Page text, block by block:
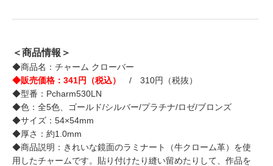
＜商品情報＞
◆商品名：チャーム クローバー
◆販売価格：341円（税込）
/ 310円（税抜）
◆型番：Pcharm530LN
◆色：全5色、ゴールド/シルバー/プラチナ/ロゼ/ブロンズ
◆サイズ：54×54mm
◆厚さ：約1.0mm
◆商品説明：きれいな鏡面のラミナート（牛クローム革）を使
用したチャームです。貼り付けたり縫い留めたりして、作品を